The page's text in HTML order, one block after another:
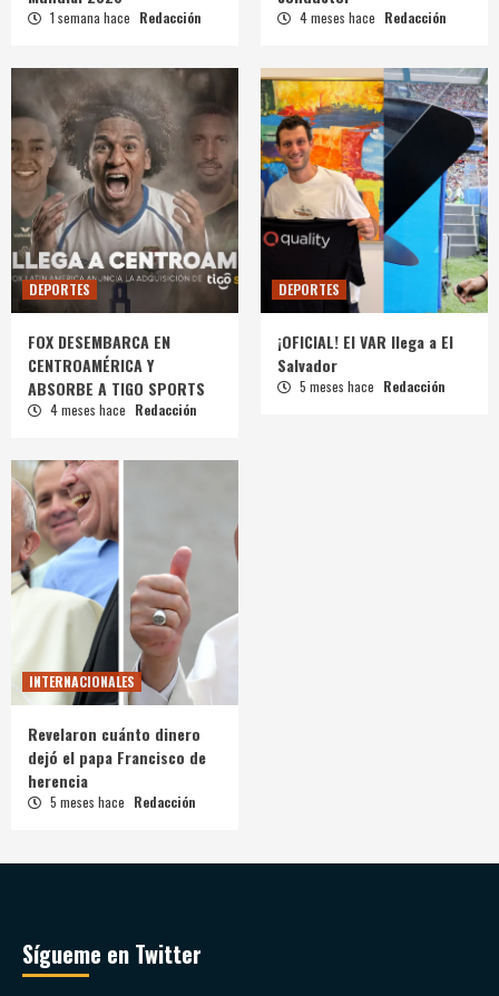
1 semana hace Redacción 4 meses hace Redacción
DEPORTES
FOX DESEMBARCA EN
CENTROAMÉRICA Y
ABSORBE A TIGO SPORTS
4 meses hace Redacción
DEPORTES
¡OFICIAL! El VAR llega a El
Salvador
5 meses hace Redacción
INTERNACIONALES
Revelaron cuánto dinero
dejó el papa Francisco de
herencia
5 meses hace Redacción
Sígueme en Twitter